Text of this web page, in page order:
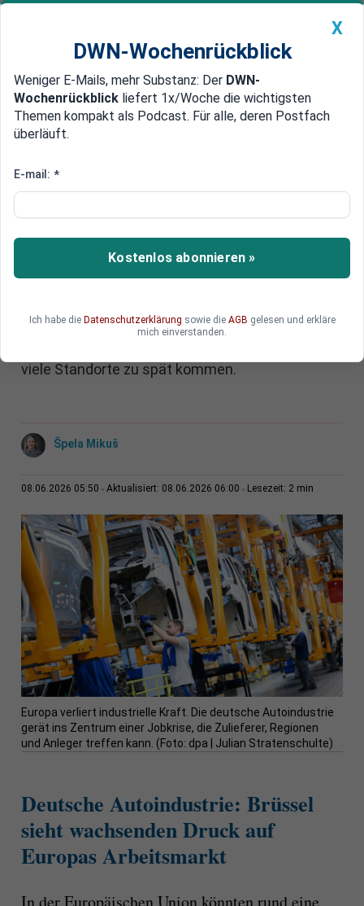
Newsticker MEIN DWN: Geldanlage Premium
Edelmetalle DWN-Magazin China
Deutsche Autoindustrie wird
Eine Million Jobs stehen in Europa auf der Kippe,
doch der härteste Einschlag droht ausgerechnet
im industriellen Herz der EU. Die deutsche
China-Konkurrenz und Strukturwandel unter
massiven Druck. Was Brüssel jetzt als
viele Standorte zu spät kommen.
Špela Mikuš
08.06.2026 05:50 Aktualisiert: 08.06.2026 06:00 Lesezeit: 2 min
Europa verliert industrielle Kraft. Die deutsche Autoindustrie
gerät ins Zentrum einer Jobkrise, die Zulieferer, Regionen
und Anleger treffen kann. (Foto: dpa | Julian Stratenschulte)
Deutsche Autoindustrie: Brüssel
sieht wachsenden Druck auf
Europas Arbeitsmarkt
In der Europäischen Union könnten rund eine
X
DWN-Wochenrückblick
Weniger E-Mails, mehr Substanz: Der DWN-
Wochenrückblick liefert 1x/Woche die wichtigsten
Themen kompakt als Podcast. Für alle, deren Postfach
überläuft.
E-mail: *
Kostenlos abonnieren »
Ich habe die Datenschutzerklärung sowie die AGB gelesen und erkläre
mich einverstanden.